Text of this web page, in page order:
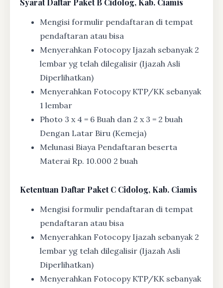
SyaratDaftar Paket B Cidolog, Kab. Ciamis
Mengisi formulir pendaftaran di tempat
pendaftaran atau bisa
Menyerahkan Fotocopy Ijazah sebanyak 2
lembar yg telah dilegalisir (Ijazah Asli
Diperlihatkan)
Menyerahkan Fotocopy KTP/KK sebanyak
1 lembar
Photo 3 x 4 = 6 Buah dan 2 x 3 = 2 buah
Dengan Latar Biru (Kemeja)
Melunasi Biaya Pendaftaran beserta
Materai Rp. 10.000 2 buah
Ketentuan Daftar Paket C Cidolog, Kab. Ciamis
Mengisi formulir pendaftaran di tempat
pendaftaran atau bisa
Menyerahkan Fotocopy Ijazah sebanyak 2
lembar yg telah dilegalisir (Ijazah Asli
Diperlihatkan)
Menyerahkan Fotocopy KTP/KK sebanyak